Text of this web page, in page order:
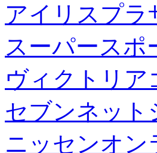
アイリスプラ
スーパース
ヴィクトリ
セブンネット
ニッセンオン